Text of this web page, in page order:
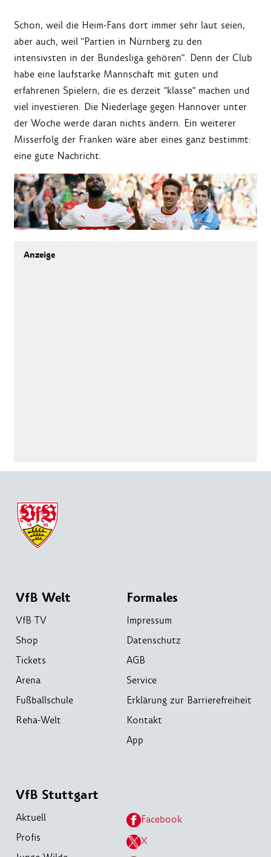
Schon, weil die Heim-Fans dort immer sehr laut seien,
aber auch, weil "Partien in Nürnberg zu den
intensivsten in der Bundesliga gehören". Denn der Club
habe eine laufstarke Mannschaft mit guten und
erfahrenen Spielern, die es derzeit "klasse" machen und
viel investieren. Die Niederlage gegen Hannover unter
der Woche werde daran nichts ändern. Ein weiterer
Misserfolg der Franken wäre aber eines ganz bestimmt:
eine gute Nachricht.
VfB Welt
VfB TV
Shop
Tickets
Arena
Fußballschule
Reha-Welt
Formales
Impressum
Datenschutz
AGB
Service
Erklärung zur Barrierefreiheit
Kontakt
App
VfB Stuttgart
Aktuell
Profis
Facebook
X